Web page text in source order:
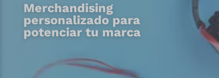
Merchandising
personalizado para
potenciar tu marca